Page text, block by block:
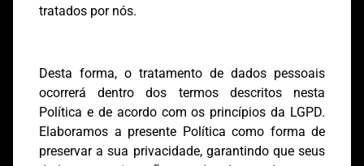
tratados por nós.
Desta forma, o tratamento de dados pessoais
ocorrerá dentro dos termos descritos nesta
Política e de acordo com os princípios da LGPD.
Elaboramos a presente Política como forma de
preservar a sua privacidade, garantindo que seus